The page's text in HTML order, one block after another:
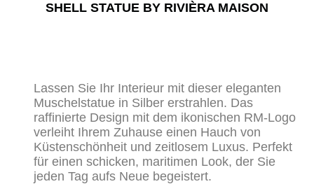
SHELL STATUE BY RIVIÈRA MAISON
Lassen Sie Ihr Interieur mit dieser eleganten
Muschelstatue in Silber erstrahlen. Das
raffinierte Design mit dem ikonischen RM-Logo
verleiht Ihrem Zuhause einen Hauch von
Küstenschönheit und zeitlosem Luxus. Perfekt
für einen schicken, maritimen Look, der Sie
jeden Tag aufs Neue begeistert.